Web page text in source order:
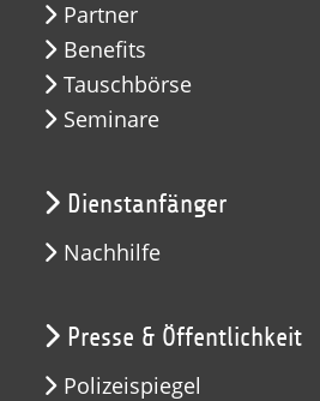
Partner
Benefits
Tauschbörse
Seminare
Dienstanfänger
Nachhilfe
Presse & Öffentlichkeit
Polizeispiegel